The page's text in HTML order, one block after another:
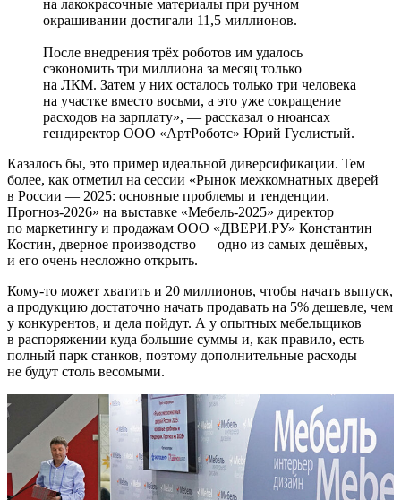
на лакокрасочные материалы при ручном
окрашивании достигали 11,5 миллионов.
После внедрения трёх роботов им удалось
сэкономить три миллиона за месяц только
на ЛКМ. Затем у них осталось только три человека
на участке вместо восьми, а это уже сокращение
расходов на зарплату», — рассказал о нюансах
гендиректор ООО «АртРоботс» Юрий Гуслистый.
Казалось бы, это пример идеальной диверсификации. Тем
более, как отметил на сессии «Рынок межкомнатных дверей
в России — 2025: основные проблемы и тенденции.
Прогноз‑2026» на выставке «Мебель‑2025» директор
по маркетингу и продажам ООО «ДВЕРИ.РУ» Константин
Костин, дверное производство — одно из самых дешёвых,
и его очень несложно открыть.
Кому‑то может хватить и 20 миллионов, чтобы начать выпуск,
а продукцию достаточно начать продавать на 5% дешевле, чем
у конкурентов, и дела пойдут. А у опытных мебельщиков
в распоряжении куда большие суммы и, как правило, есть
полный парк станков, поэтому дополнительные расходы
не будут столь весомыми.